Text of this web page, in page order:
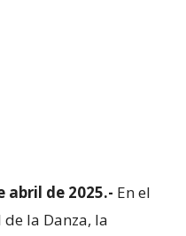
abril de 2025.- En el
la Danza, la